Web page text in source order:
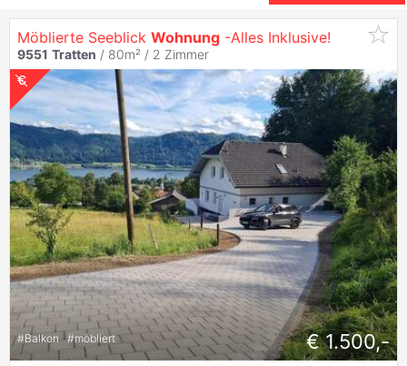
Möblierte Seeblick Wohnung -Alles Inklusive!
9551 Tratten / 80m² / 2 Zimmer
#Balkon #möbliert € 1.500,-